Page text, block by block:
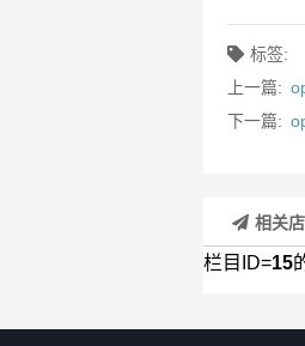
标签:
上一篇:
下一篇:
相关
栏目ID=15